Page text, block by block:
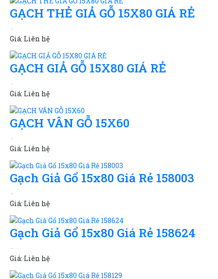
GẠCH THẺ GIẢ GỖ 15X80 GIÁ RẺ
Giá: Liên hệ
GẠCH GIẢ GỖ 15X80 GIÁ RẺ
Giá: Liên hệ
GẠCH VÂN GỖ 15X60
Giá: Liên hệ
Gạch Giả Gổ 15x80 Giá Rẻ 158003
Giá: Liên hệ
Gạch Giả Gổ 15x80 Giá Rẻ 158624
Giá: Liên hệ